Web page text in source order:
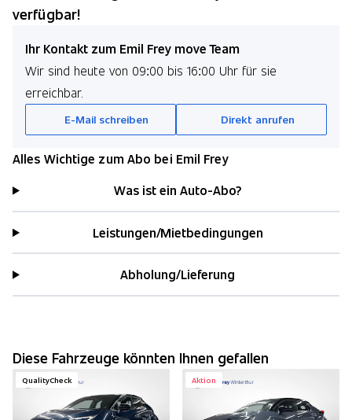
verfügbar!
Ihr Kontakt zum Emil Frey move Team
Wir sind heute von 09:00 bis 16:00 Uhr für sie
erreichbar.
E-Mail schreiben Direkt anrufen
Alles Wichtige zum Abo bei Emil Frey
Was ist ein Auto-Abo?
Leistungen/Mietbedingungen
Abholung/Lieferung
Diese Fahrzeuge könnten Ihnen gefallen
QualityCheck Aktion